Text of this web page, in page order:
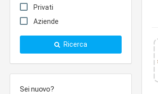
Privati
Aziende
Ricerca
Sei nuovo?